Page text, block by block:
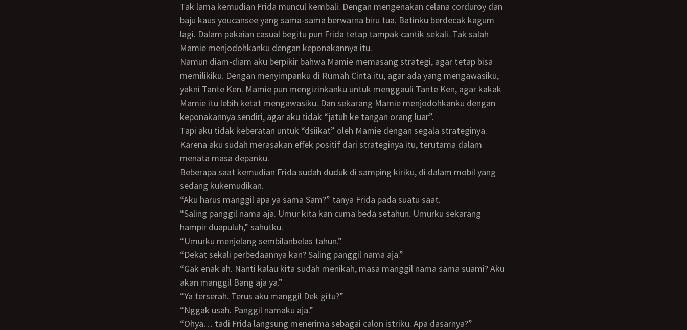
Tak lama kemudian Frida muncul kembali. Dengan mengenakan celana corduroy dan
baju kaus youcansee yang sama-sama berwarna biru tua. Batinku berdecak kagum
lagi. Dalam pakaian casual begitu pun Frida tetap tampak cantik sekali. Tak salah
Mamie menjodohkanku dengan keponakannya itu.
Namun diam-diam aku berpikir bahwa Mamie memasang strategi, agar tetap bisa
memilikiku. Dengan menyimpanku di Rumah Cinta itu, agar ada yang mengawasiku,
yakni Tante Ken. Mamie pun mengizinkanku untuk menggauli Tante Ken, agar kakak
Mamie itu lebih ketat mengawasiku. Dan sekarang Mamie menjodohkanku dengan
keponakannya sendiri, agar aku tidak “jatuh ke tangan orang luar”.
Tapi aku tidak keberatan untuk “dsiikat” oleh Mamie dengan segala strateginya.
Karena aku sudah merasakan effek positif dari strateginya itu, terutama dalam
menata masa depanku.
Beberapa saat kemudian Frida sudah duduk di samping kiriku, di dalam mobil yang
sedang kukemudikan.
“Aku harus manggil apa ya sama Sam?” tanya Frida pada suatu saat.
“Saling panggil nama aja. Umur kita kan cuma beda setahun. Umurku sekarang
hampir duapuluh,” sahutku.
“Umurku menjelang sembilanbelas tahun.”
“Dekat sekali perbedaannya kan? Saling panggil nama aja.”
“Gak enak ah. Nanti kalau kita sudah menikah, masa manggil nama sama suami? Aku
akan manggil Bang aja ya.”
“Ya terserah. Terus aku manggil Dek gitu?”
“Nggak usah. Panggil namaku aja.”
“Ohya… tadi Frida langsung menerima sebagai calon istriku. Apa dasarnya?”